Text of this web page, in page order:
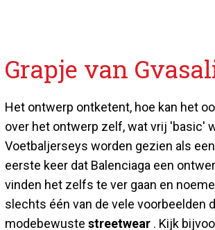
Grapje van
Het ontwerp ontketent, hoe kan het
over het ontwerp zelf, wat vrij 'basic'
Voetbaljerseys worden gezien als
eerste keer dat Balenciaga een
vinden het zelfs te ver gaan en
slechts één van de vele voorbeelden
modebewuste streetwear . Kijk